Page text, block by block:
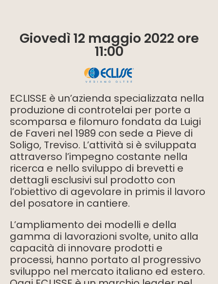
Giovedì 12 maggio 2022 ore
11:00
ECLISSE è un’azienda specializzata nella
produzione di controtelai per porte a
scomparsa e filomuro fondata da Luigi
de Faveri nel 1989 con sede a Pieve di
Soligo, Treviso. L’attività si è sviluppata
attraverso l’impegno costante nella
ricerca e nello sviluppo di brevetti e
dettagli esclusivi sul prodotto con
l’obiettivo di agevolare in primis il lavoro
del posatore in cantiere.
L’ampliamento dei modelli e della
gamma di lavorazioni svolte, unito alla
capacità di innovare prodotti e
processi, hanno portato al progressivo
sviluppo nel mercato italiano ed estero.